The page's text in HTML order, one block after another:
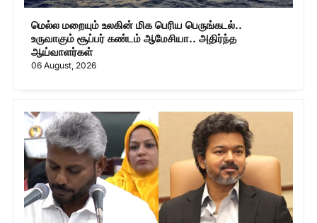
மெல்ல மறையும் உலகின் மிக பெரிய பெருங்கடல்..
உருவாகும் சூப்பர் கண்டம் ஆமேசியா.. அதிர்ந்த
ஆய்வாளர்கள்
06 August, 2026